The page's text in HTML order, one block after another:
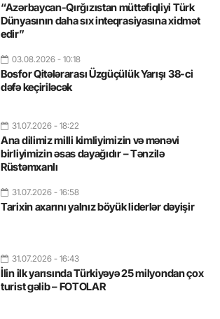
“Azərbaycan-Qırğızıstan müttəfiqliyi Türk
Dünyasının daha sıx inteqrasiyasına xidmət
edir”
03.08.2026 - 10:18
Bosfor Qitələrarası Üzgüçülük Yarışı 38-ci
dəfə keçiriləcək
31.07.2026 - 18:22
Ana dilimiz milli kimliyimizin və mənəvi
birliyimizin əsas dayağıdır – Tənzilə
Rüstəmxanlı
31.07.2026 - 16:58
Tarixin axarını yalnız böyük liderlər dəyişir
31.07.2026 - 16:43
İlin ilk yarısında Türkiyəyə 25 milyondan çox
turist gəlib – FOTOLAR